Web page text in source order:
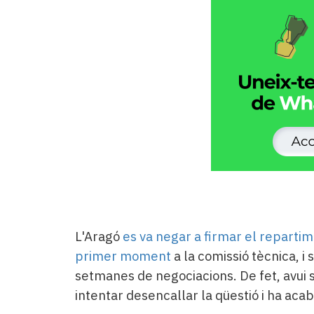
L'Aragó es va negar a firmar el
primer moment a la comissió tècnica, i
setmanes de negociacions. De fet,
intentar desencallar la qüestió i ha